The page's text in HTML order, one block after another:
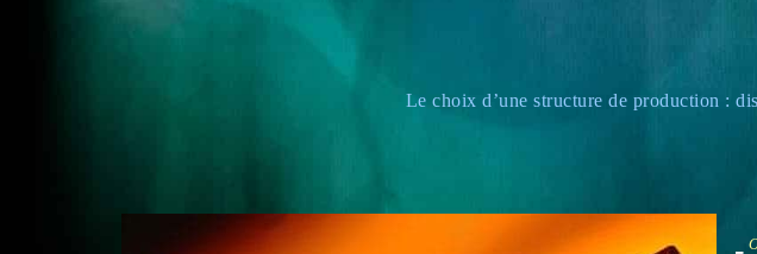
Le choix d’une structure de production : disque